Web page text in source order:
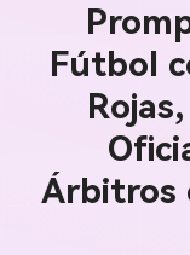
Fútbol
Árbitros